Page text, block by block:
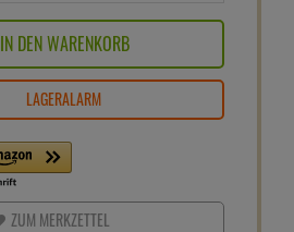
IN DEN WARENKORB
LAGERALARM
ZUM MERKZETTEL